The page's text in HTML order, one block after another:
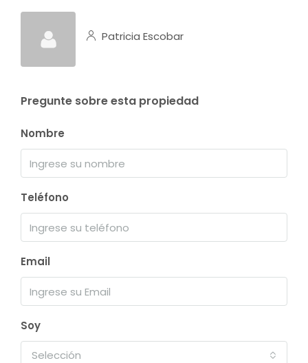
Patricia Escobar
Pregunte sobre esta propiedad
Nombre
Teléfono
Email
Soy
Selección